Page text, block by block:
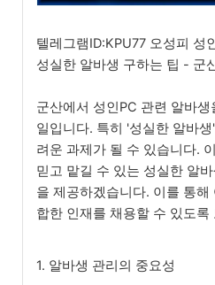
텔레그램ID:KPU77 오성피 성
성실한 알바생 구하는 팁 - 군
군산에서 성인PC 관련 알바
일입니다. 특히 '성실한 알바
려운 과제가 될 수 있습니다.
믿고 맡길 수 있는 성실한 알
을 제공하겠습니다. 이를 통
합한 인재를 채용할 수 있도록
1. 알바생 관리의 중요성